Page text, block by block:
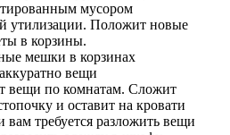
мусором
утилизации. Положит новые
в корзины.
мешки в корзинах
вещи
вещи по комнатам. Сложит
и оставит на кровати
вам требуется разложить вещи